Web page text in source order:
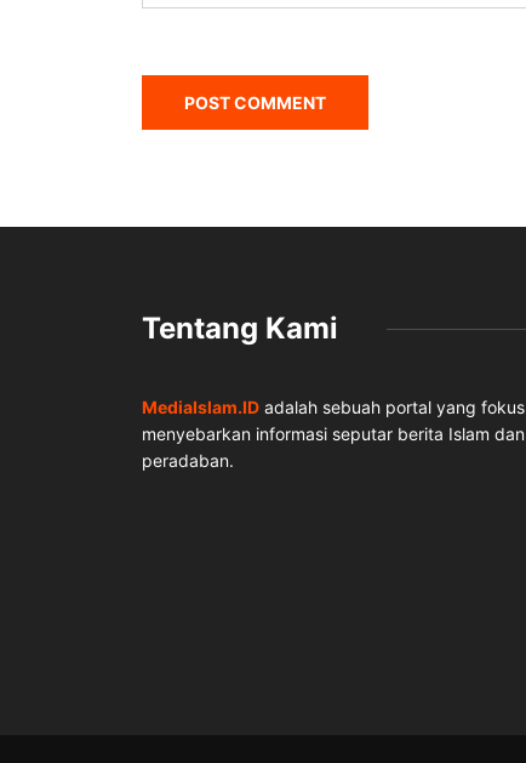
Tentang Kami
MediaIslam.ID adalah sebuah portal yang fokus
menyebarkan informasi seputar berita Islam dan
peradaban.